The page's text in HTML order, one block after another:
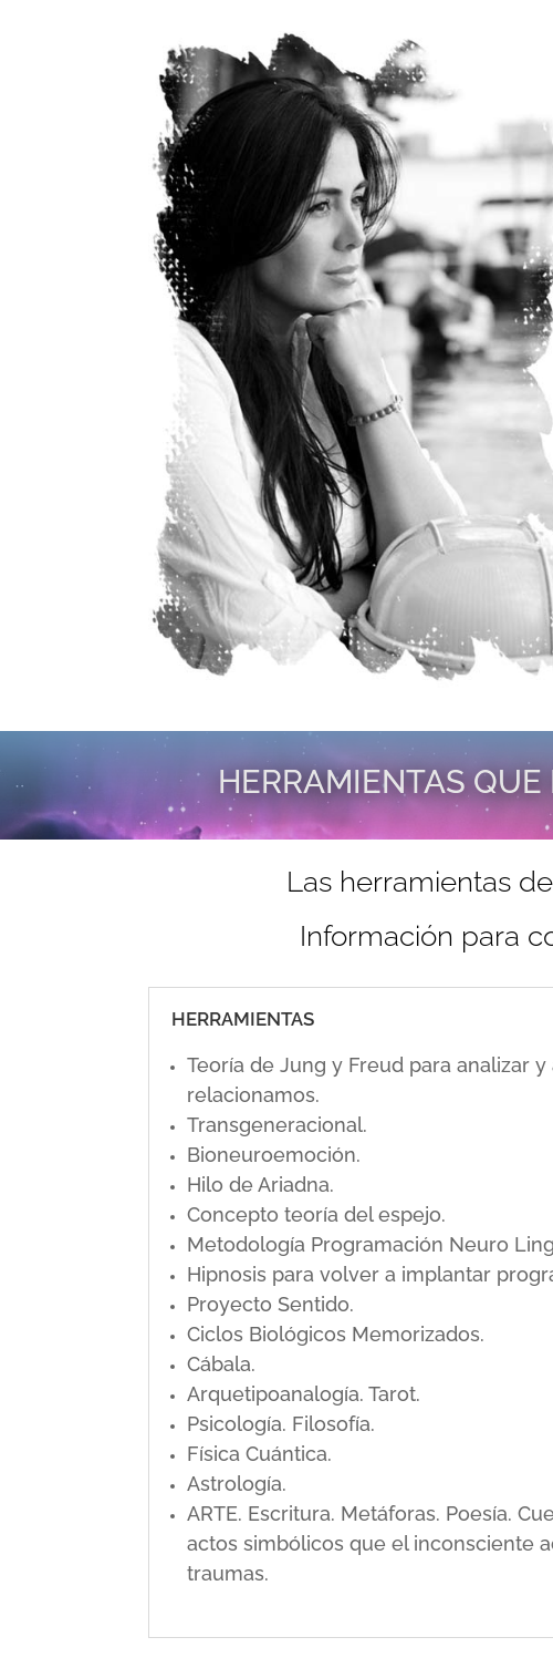
HERRAMIENTAS
Las herramientas
Información para
HERRAMIENTAS
Teoría de Jung y Freud para analizar
relacionamos.
Transgeneracional.
Bioneuroemoción.
Hilo de Ariadna.
Concepto teoría del espejo.
Metodología Programación Neuro
Hipnosis para volver a implantar
Proyecto Sentido.
Ciclos Biológicos Memorizados.
Cábala.
Arquetipoanalogía. Tarot.
Psicología. Filosofía.
Física Cuántica.
Astrología.
ARTE. Escritura. Metáforas. Poesía.
actos simbólicos que el inconsciente
traumas.